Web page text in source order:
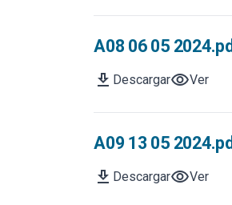
A08 06 05
download DescargarvisibilityVer
A09 13 05
download DescargarvisibilityVer